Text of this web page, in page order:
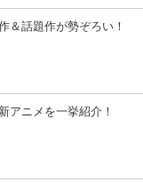
＆話題作が勢ぞろい！
アニメを一挙紹介！